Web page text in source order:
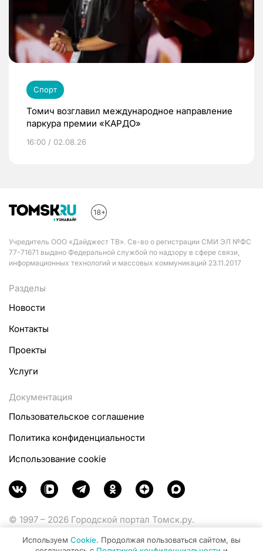
Спорт
Томич возглавил международное направление
паркура премии «КАРДО»
16:00 / 02.08.26
Учредитель ООО «Дайджест ТВ». Св-во о регистрации СМИ ЭЛ №ФС
77-71671 выдано Федеральной службой по надзору в сфере связи,
информационных технологий и массовых коммуникаций 23.11.2017
Разделы
Новости
Контакты
Проекты
Услуги
Документация
Пользовательское соглашение
Политика конфиденциальности
Использование cookie
© 1997 – 2026 Городской портал Томск.ру.
Министерства цифрового развития, связи и массовых
Используем Cookie. Продолжая пользоваться сайтом, вы